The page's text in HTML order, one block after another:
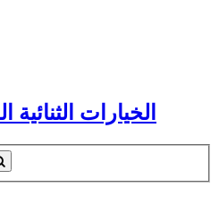
الخيارات الثنائية